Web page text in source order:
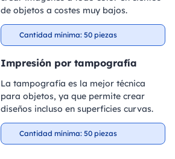
de objetos a costes muy bajos.
Cantidad mínima: 50 piezas
Impresión por tampografía
La tampografía es la mejor técnica
para objetos, ya que permite crear
diseños incluso en superficies curvas.
Cantidad mínima: 50 piezas